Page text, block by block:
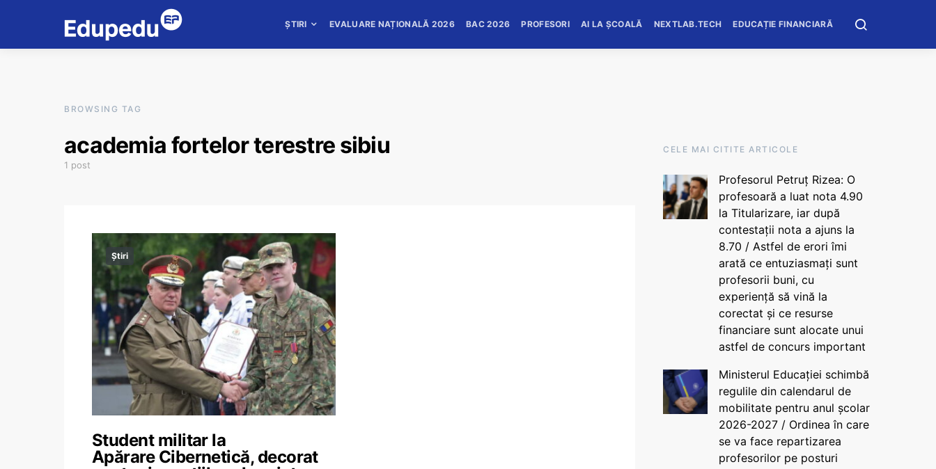
ȘTIRI EVALUARE NAȚIONALĂ 2026 BAC 2026 PROFESORI AI LA ȘCOALĂ NEXTLAB.TECH EDUCAȚIE FINANCIARĂ
BROWSING TAG
academia fortelor terestre sibiu
1 post
Știri
Student militar la
Apărare Cibernetică, decorat
CELE MAI CITITE ARTICOLE
Profesorul Petruț Rizea: O
profesoară a luat nota 4.90
la Titularizare, iar după
contestații nota a ajuns la
8.70 / Astfel de erori îmi
arată ce entuziasmați sunt
profesorii buni, cu
experiență să vină la
corectat și ce resurse
financiare sunt alocate unui
astfel de concurs important
Ministerul Educației schimbă
regulile din calendarul de
mobilitate pentru anul școlar
2026-2027 / Ordinea în care
se va face repartizarea
profesorilor pe posturi